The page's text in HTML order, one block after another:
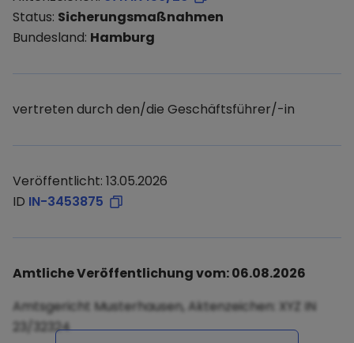
Status: Sicherungsmaßnahmen
Bundesland: Hamburg
vertreten durch den/die Geschäftsführer/-in
Veröffentlicht: 13.05.2026
ID IN-3453875
Amtliche Veröffentlichung vom: 06.08.2026
Amtsgericht Musterhausen, Aktenzeichen: XYZ IN
23/32324